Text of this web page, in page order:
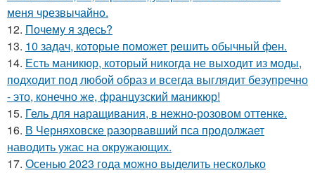
меня чрезвычайнo.
12. Почему я здесь?
13. 10 задач, которые поможет решить обычный фен.
14. Есть маникюр, который никогда не выходит из моды,
подходит под любой образ и всегда выглядит безупречно
- это, конечно же, французский маникюр!
15. Гель для наращивания, в нежно-розовом оттенке.
16. В Черняховске разорвавший пса продолжает
наводить ужас на окружающих.
17. Осенью 2023 года можно выделить несколько